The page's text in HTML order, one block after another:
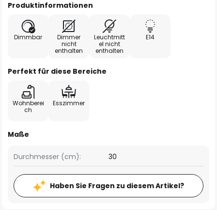
Produktinformationen
Dimmbar
Dimmer
nicht
enthalten
Leuchtmitt
el nicht
enthalten
E14
Perfekt für diese Bereiche
Wohnberei
ch
Esszimmer
Maße
Durchmesser (cm): 30
Haben Sie Fragen zu diesem Artikel?